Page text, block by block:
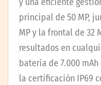
principal de 50 MP,
MP y la frontal de 32
resultados en
batería de 7.000
la certificación IP69